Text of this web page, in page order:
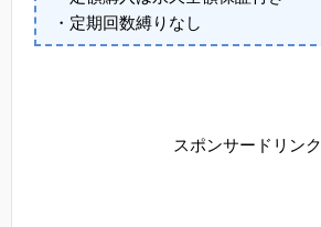
・定期回数縛りなし
スポンサードリンク